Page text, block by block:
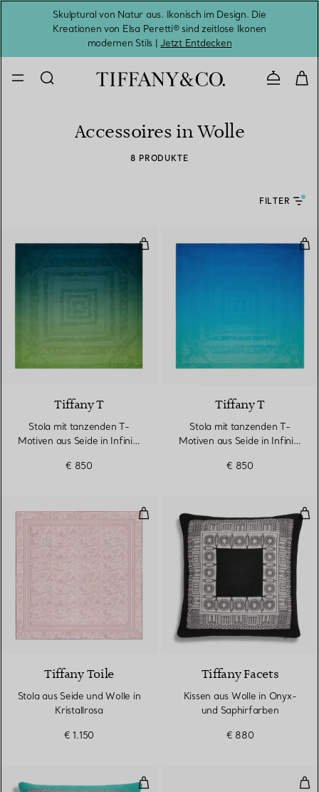
Skulptural von Natur aus. Ikonisch im Design. Die
Kreationen von Elsa Peretti® sind zeitlose Ikonen
modernen Stils |Jetzt Entdecken
Accessoires in Wolle
8 PRODUKTE
FILTER
Stola mit tanzenden T-Motiven
3 Farben
Tiffany T
Stola mit tanzenden T-
Motiven aus Seide in Infinity
€ 850
Tiffany T
Stola mit tanzenden T-
Motiven aus Seide in Infinity
€ 850
Stola aus Seide und Wolle in
Tiffany Toile
Stola aus Seide und Wolle in
Kristallrosa
€ 1.150
Tiffany Facets
Kissen aus Wolle in Onyx-
und Saphirfarben
€ 880
Polster aus Wolle in Tiffany